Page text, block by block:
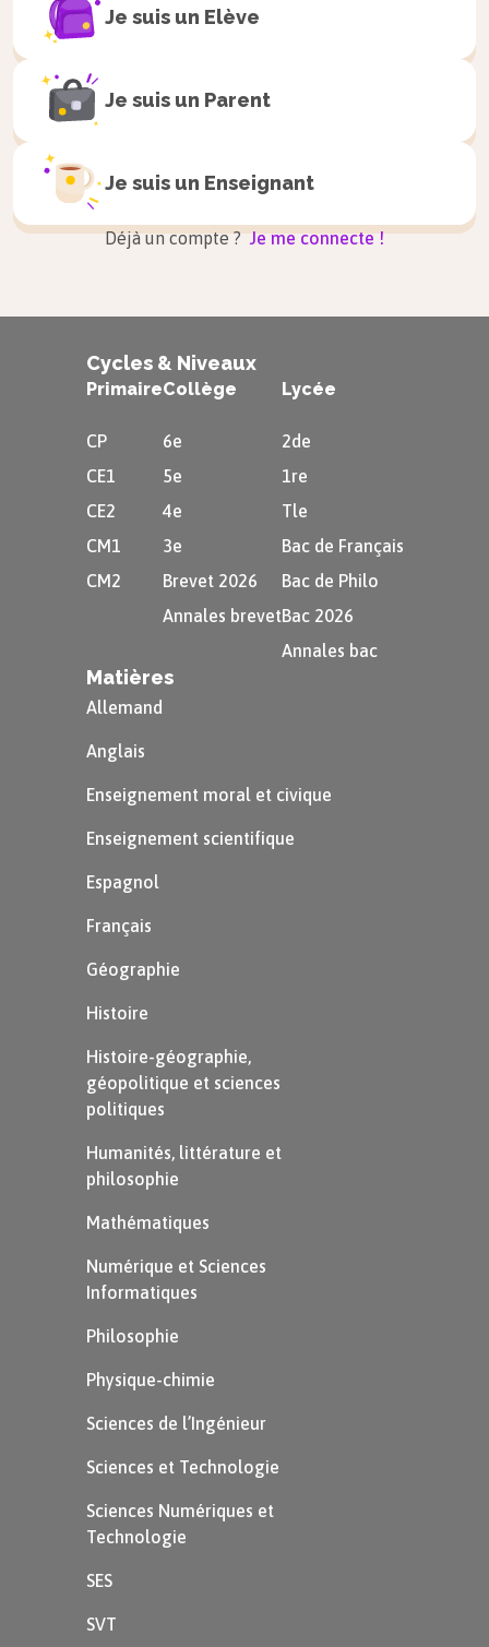
prévus pour répondre aux attentes des
mal logés.
Un autre grand projet consiste à
transformer Paris en un véritable port
fluvial, mais cela implique de grands
travaux.
Je suis un Elève
Je suis un Parent
Je suis un Enseignant
Déjà un compte ? Je me connecte !
Cycles & Niveaux
Primaire
CP
CE1
CE2
CM1
CM2
Collège
6e
5e
4e
3e
Brevet 2026
Annales brevet
Lycée
2de
1re
Tle
Bac de Français
Bac de Philo
Bac 2026
Annales bac
Matières
Allemand
Anglais
Enseignement moral et civique
Enseignement scientifique
Espagnol
Français
Géographie
Histoire
Histoire-géographie,
géopolitique et sciences
politiques
Humanités, littérature et
philosophie
Mathématiques
Numérique et Sciences
Informatiques
Philosophie
Physique-chimie
Sciences de l’Ingénieur
Sciences et Technologie
Sciences Numériques et
Technologie
SES
SVT